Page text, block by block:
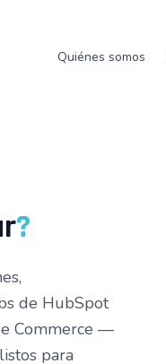
Quiénes somos
?
de HubSpot
Commerce —
para